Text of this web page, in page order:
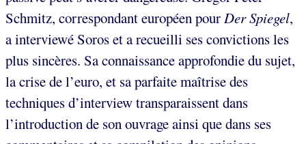
Schmitz, correspondant européen pour Der Spiegel,
a interviewé Soros et a recueilli ses convictions les
plus sincères. Sa connaissance approfondie du sujet,
la crise de l’euro, et sa parfaite maîtrise des
techniques d’interview transparaissent dans
l’introduction de son ouvrage ainsi que dans ses